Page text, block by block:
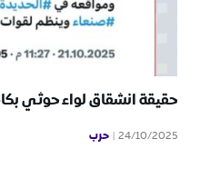
حقيقة انشقاق لواء حوثي
24/10/2025 حرب